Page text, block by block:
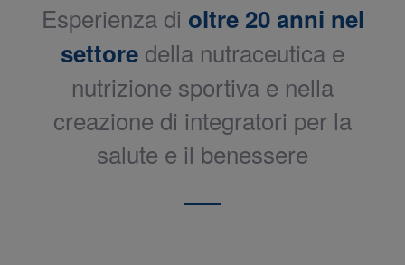
Esperienza di oltre 20 anni nel
settore della nutraceutica e
nutrizione sportiva e nella
creazione di integratori per la
salute e il benessere